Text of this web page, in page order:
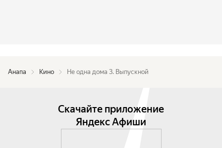
Анапа Кино Не одна дома 3. Выпускной
Скачайте приложение
Яндекс Афиши